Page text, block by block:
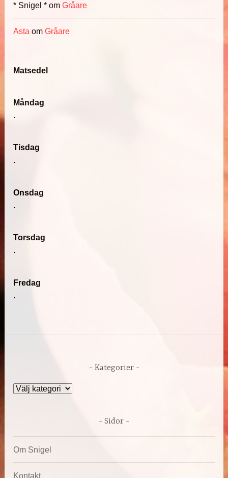
* Snigel * omGråare
Asta omGråare
Matsedel
Måndag
.
Tisdag
.
Onsdag
.
Torsdag
.
Fredag
.
Kategorier
Kategorier
Sidor
Om Snigel
Kontakt